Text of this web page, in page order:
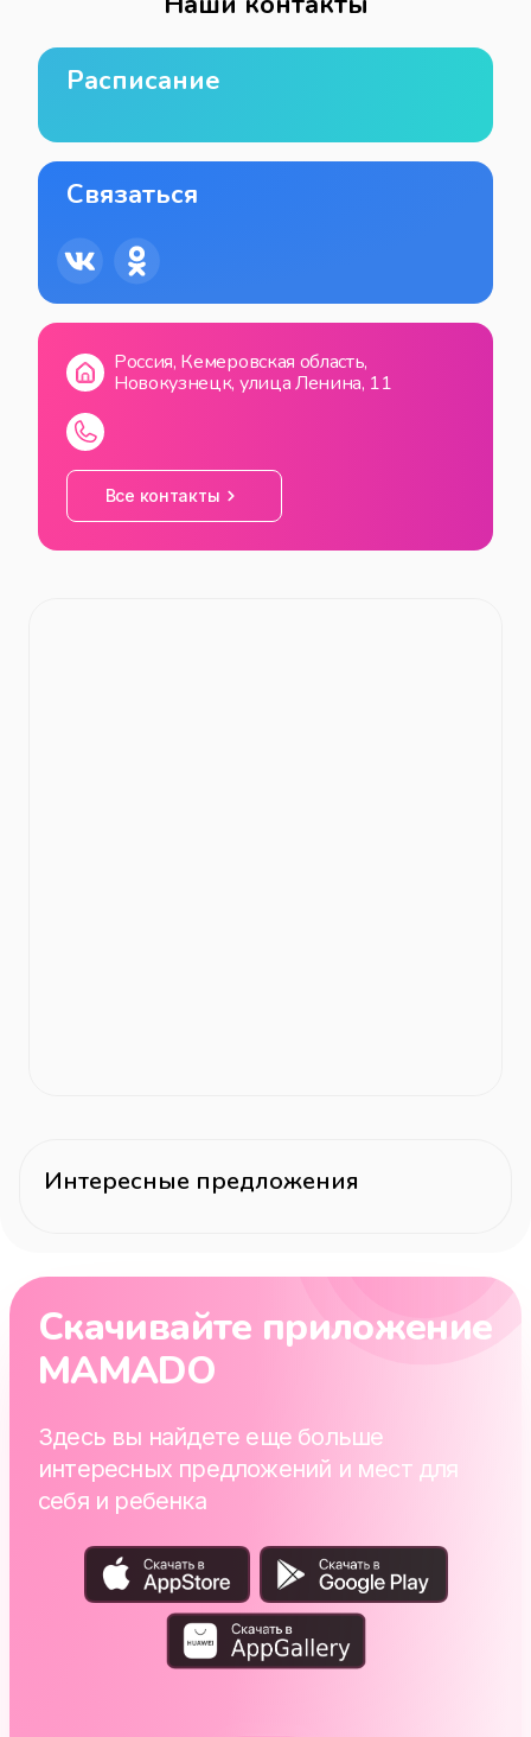
Расписание
Связаться
Россия, Кемеровская область,
Новокузнецк, улица Ленина, 11
Все контакты
Интересные предложения
Скачивайте приложение
MAMADO
Здесь вы найдете еще больше
интересных предложений и мест для
себя и ребенка